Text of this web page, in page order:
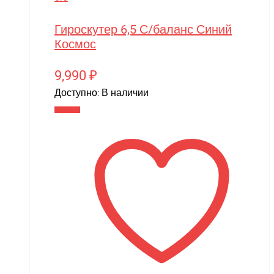
Гироскутер 6,5 С/баланс Синий
Космос
9,990 ₽
Доступно: В наличии